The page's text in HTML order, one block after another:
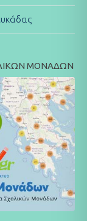
ΜΟΝΑΔΩΝ